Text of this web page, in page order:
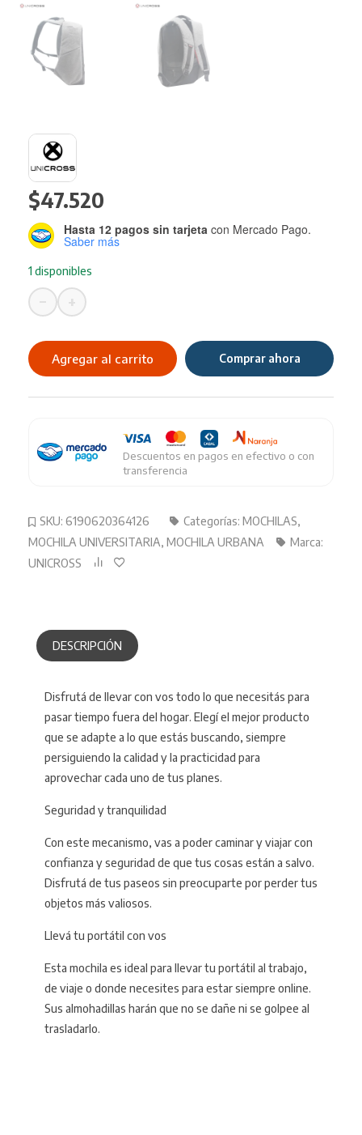
$47.520
1 disponibles
Hasta 12 pagos sin tarjeta con Mercado Pago.
Saber más
−
Mochila
Antirobo
Greythief
+
Agregar al carrito Comprar ahora
SKU: 6190620364126 Categorías: MOCHILAS,
MOCHILA UNIVERSITARIA, MOCHILA URBANA
Marca:
UNICROSS
Descuentos en pagos en efectivo o con
transferencia
DESCRIPCIÓN
Disfrutá de llevar con vos todo lo que necesitás para
pasar tiempo fuera del hogar. Elegí el mejor producto
que se adapte a lo que estás buscando, siempre
persiguiendo la calidad y la practicidad para
aprovechar cada uno de tus planes.
Seguridad y tranquilidad
Con este mecanismo, vas a poder caminar y viajar con
confianza y seguridad de que tus cosas están a salvo.
Disfrutá de tus paseos sin preocuparte por perder tus
objetos más valiosos.
Llevá tu portátil con vos
Esta mochila es ideal para llevar tu portátil al trabajo,
de viaje o donde necesites para estar siempre online.
Sus almohadillas harán que no se dañe ni se golpee al
trasladarlo.